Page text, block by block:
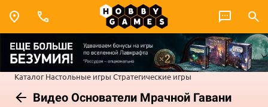
Каталог Настольные игры Стратегические игры
Видео Основатели Мрачной Гавани